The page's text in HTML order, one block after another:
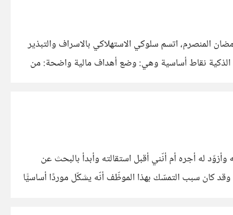
المنصرم، اتسم سلوكي الاستهلاكي بالاسراف والتبذير
وهو ما أوقعني بعجز مالي لشهرين متتالين. وتعتمد الميزانية الذكية على التكنولوجيا والأدوات الذكية لتحسين إدارة المال والنفقات. تتضمن ميزانيتي الذكية نقاط أساسية وهي: وضع أهداف مالية واضحة: من
له أجره أم أنّني أقبل استقالته وأبدأ بالبحث عن
كان سبب التمسّك بهذا الموظّف أنّه يشكّل موردًا أساسيًّا